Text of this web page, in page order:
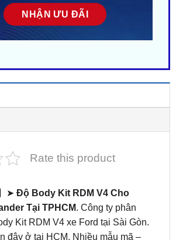
➤Độ Body Kit RDM V4 Cho
Kit RDM V4 xe Ford tại Sài Gòn.
đây ở tại HCM. Nhiều mẫu mã –
lạ. Giá siêu HOT! ZKar Auto trung
cấp phụ kiện – đồ chơi xe hơi cao